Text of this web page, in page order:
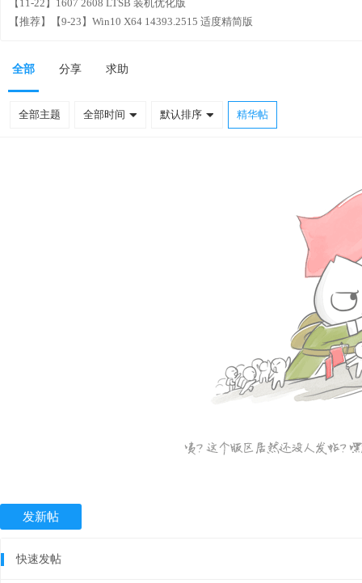
【11-22】1607 2608 LTSB 装机优化版
【推荐】【9-23】Win10 X64 14393.2515 适度精简版
全部 分享 求助
全部主题 全部时间 默认排序 精华帖
发新帖
快速发帖